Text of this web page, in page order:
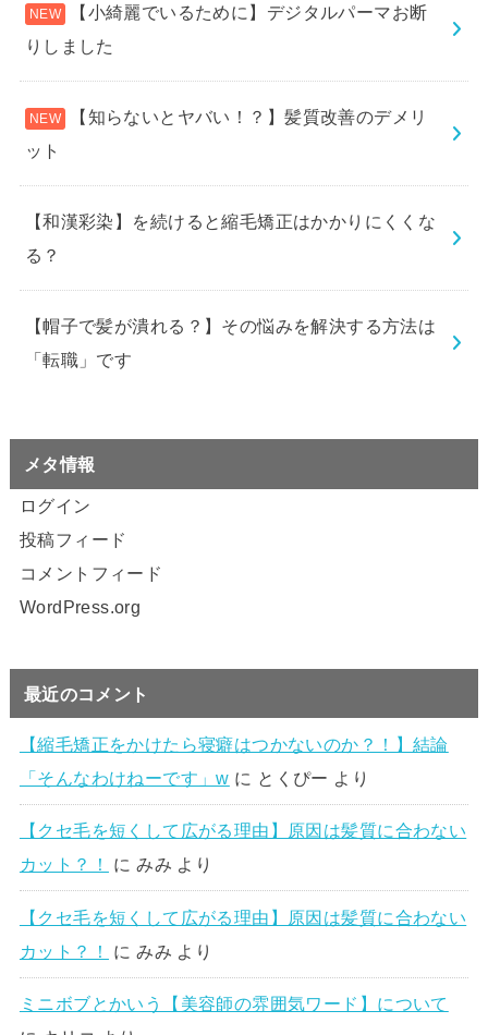
【小綺麗でいるために】デジタルパーマお断
りしました
【知らないとヤバい！？】髪質改善のデメリ
ット
【和漢彩染】を続けると縮毛矯正はかかりにくくな
る？
【帽子で髪が潰れる？】その悩みを解決する方法は
「転職」です
メタ情報
ログイン
投稿フィード
コメントフィード
WordPress.org
最近のコメント
【縮毛矯正をかけたら寝癖はつかないのか？！】結論
「そんなわけねーです」w に とくぴー より
【クセ毛を短くして広がる理由】原因は髪質に合わない
カット？！
にみみ より
【クセ毛を短くして広がる理由】原因は髪質に合わない
カット？！
に みみ より
ミニボブとかいう【美容師の雰囲気ワード】について